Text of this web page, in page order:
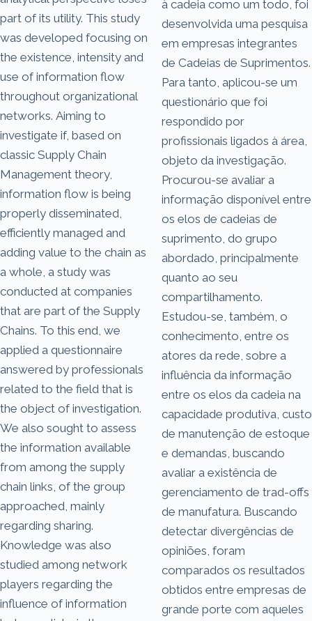
part of its utility. This study
was developed focusing on
the existence, intensity and
use of information flow
throughout organizational
networks. Aiming to
investigate if, based on
classic Supply Chain
Management theory,
information flow is being
properly disseminated,
efficiently managed and
adding value to the chain as
a whole, a study was
conducted at companies
that are part of the Supply
Chains. To this end, we
applied a questionnaire
answered by professionals
related to the field that is
the object of investigation.
We also sought to assess
the information available
from among the supply
chain links, of the group
approached, mainly
regarding sharing.
Knowledge was also
studied among network
players regarding the
influence of information
à cadeia como um todo, foi
desenvolvida uma pesquisa
em empresas integrantes
de Cadeias de Suprimentos.
Para tanto, aplicou-se um
questionário que foi
respondido por
profissionais ligados à área,
objeto da investigação.
Procurou-se avaliar a
informação disponível entre
os elos de cadeias de
suprimento, do grupo
abordado, principalmente
quanto ao seu
compartilhamento.
Estudou-se, também, o
conhecimento, entre os
atores da rede, sobre a
influência da informação
entre os elos da cadeia na
capacidade produtiva, custo
de manutenção de estoque
e demandas, buscando
avaliar a existência de
gerenciamento de trad-offs
de manufatura. Buscando
detectar divergências de
opiniões, foram
comparados os resultados
obtidos entre empresas de
grande porte com aqueles